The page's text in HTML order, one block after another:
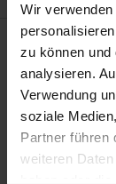
Wir
zu können und
analysieren.
Verwendung
soziale
Partner führen
weiteren
Description
Agility
work. This is
important
work.